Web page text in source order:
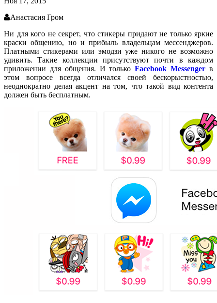
Анастасия Гром
Ни для кого не секрет, что стикеры придают не только яркие
краски общению, но и прибыль владельцам мессенджеров.
Платными стикерами или эмодзи уже никого не возможно
удивить. Такие коллекции присутствуют почти в каждом
приложении для общения. И толькоFacebook Messenger в
этом вопросе всегда отличался своей бескорыстностью,
неоднократно делая акцент на том, что такой вид контента
должен быть бесплатным.